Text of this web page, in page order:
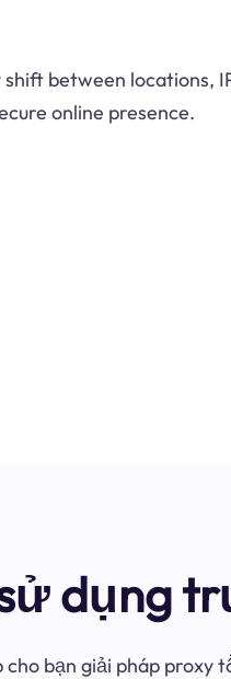
between locations,
online presence.
dụng
cho bạn giải pháp